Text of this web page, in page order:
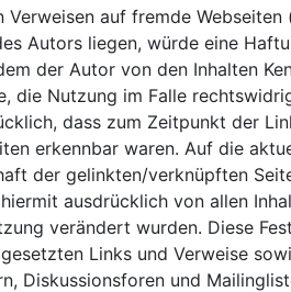
auf fremde
Autors liegen, würde eine
der Autor von den Inhalten
die Nutzung im Falle
dass zum Zeitpunkt der
erkennbar waren. Auf die
der gelinkten/verknüpften
ausdrücklich von allen
verändert wurden. Diese
Links und Verweise
Diskussionsforen und